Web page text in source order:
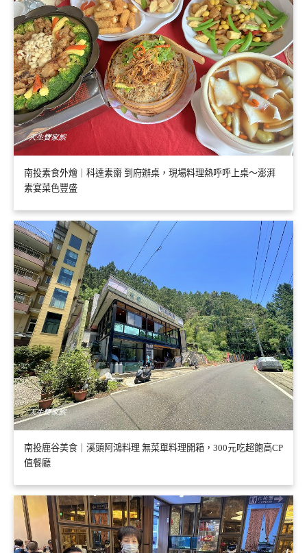
南投素食外燴｜科達素齋 到府辦桌，現場料理熱呼呼上桌～澎湃
素宴菜色豐盛
南投鹿谷美食｜溪頭阿鴻料理 無菜單料理開箱，300元吃超飽高CP
值餐廳